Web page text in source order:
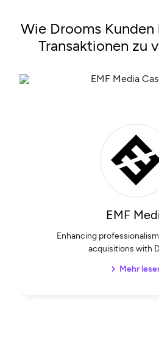
Wie Drooms
Transaktionen zu
EMF
Enhancing
acquisitions with
Mehr